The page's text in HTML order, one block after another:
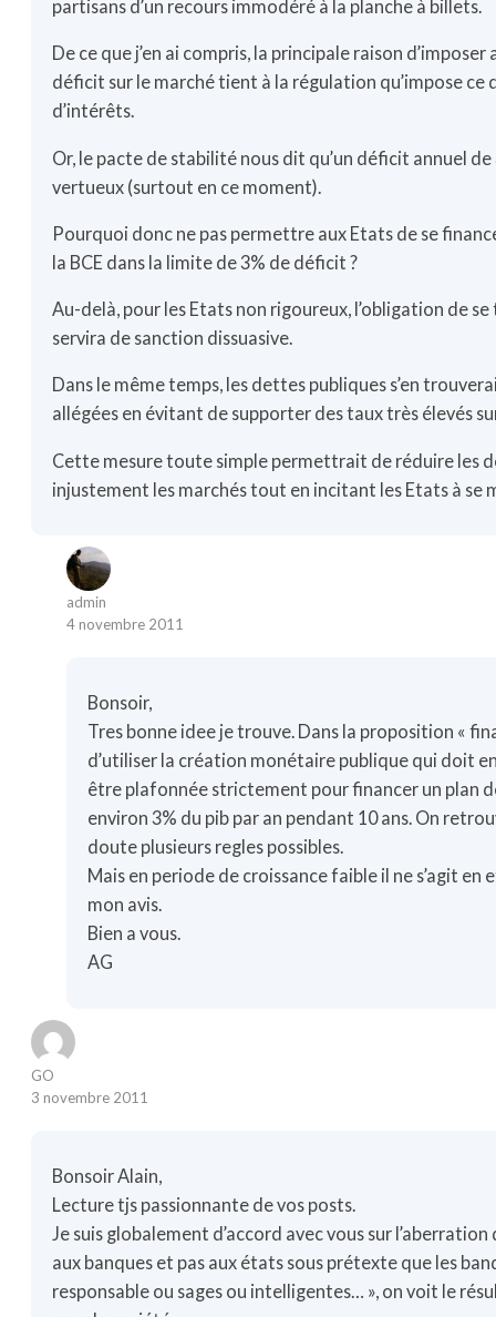
partisans d’un recours immodéré à la planche à billets.
De ce que j’en ai compris, la principale raison
déficit sur le marché tient à la régulation qu’impose ce
d’intérêts.
Or, le pacte de stabilité nous dit qu’un déficit annuel
vertueux (surtout en ce moment).
Pourquoi donc ne pas permettre aux Etats de se
la BCE dans la limite de 3% de déficit ?
Au-delà, pour les Etats non rigoureux, l’obligation de
servira de sanction dissuasive.
Dans le même temps, les dettes publiques s’en
allégées en évitant de supporter des taux très élevés
Cette mesure toute simple permettrait de réduire les
injustement les marchés tout en incitant les Etats à se
admin
4 novembre 2011
Bonsoir,
Tres bonne idee je trouve. Dans la proposition «
d’utiliser la création monétaire publique qui doit
être plafonnée strictement pour financer un plan
environ 3% du pib par an pendant 10 ans. On
doute plusieurs regles possibles.
Mais en periode de croissance faible il ne s’agit en
mon avis.
Bien a vous.
AG
GO
3 novembre 2011
Bonsoir Alain,
Lecture tjs passionnante de vos posts.
Je suis globalement d’accord avec vous sur l’aberration
aux banques et pas aux états sous prétexte que les
responsable ou sages ou intelligentes… », on voit le